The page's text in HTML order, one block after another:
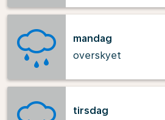
mandag
overskyet
tirsdag